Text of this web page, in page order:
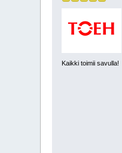
Kaikki toimii savulla!